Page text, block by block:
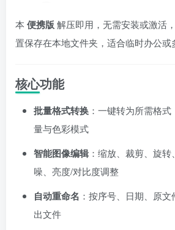
本 便携版 解压即用，无需安装或激活
置保存在本地文件夹，适合临时办公或
核心功能
批量格式转换 ：一键转为所需格
量与色彩模式
智能图像编辑：缩放、裁剪、旋
噪、亮度/对比度调整
自动重命名 ：按序号、日期、原
出文件